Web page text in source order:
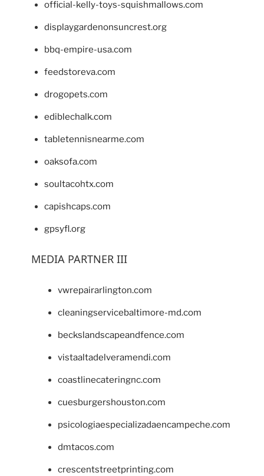
official-kelly-toys-squishmallows.com
displaygardenonsuncrest.org
bbq-empire-usa.com
feedstoreva.com
drogopets.com
ediblechalk.com
tabletennisnearme.com
oaksofa.com
soultacohtx.com
capishcaps.com
gpsyfl.org
MEDIA PARTNER III
vwrepairarlington.com
cleaningservicebaltimore-md.com
beckslandscapeandfence.com
vistaaltadelveramendi.com
coastlinecateringnc.com
cuesburgershouston.com
psicologiaespecializadaencampeche.com
dmtacos.com
crescentstreetprinting.com